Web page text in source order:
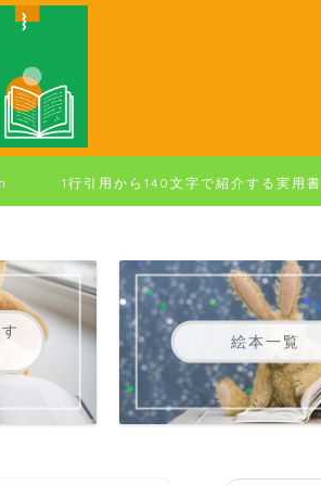
1行引用から140文字で紹介する実用書
絵本一覧